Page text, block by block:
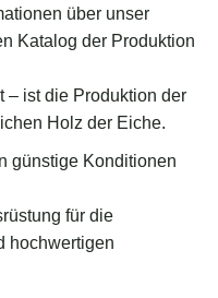
über unser
Katalog der Produktion
– ist die Produktion der
Holz der Eiche.
günstige Konditionen
für die
hochwertigen